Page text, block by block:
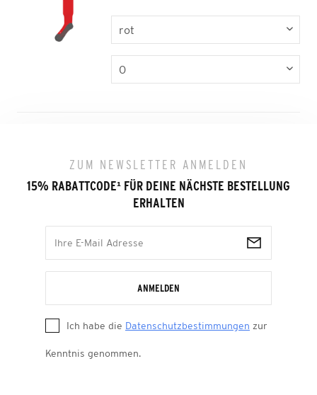
ZUM NEWSLETTER ANMELDEN
15% RABATTCODE¹ FÜR DEINE NÄCHSTE BESTELLUNG
ERHALTEN
ANMELDEN
Ich habe die Datenschutzbestimmungen zur
Kenntnis genommen.